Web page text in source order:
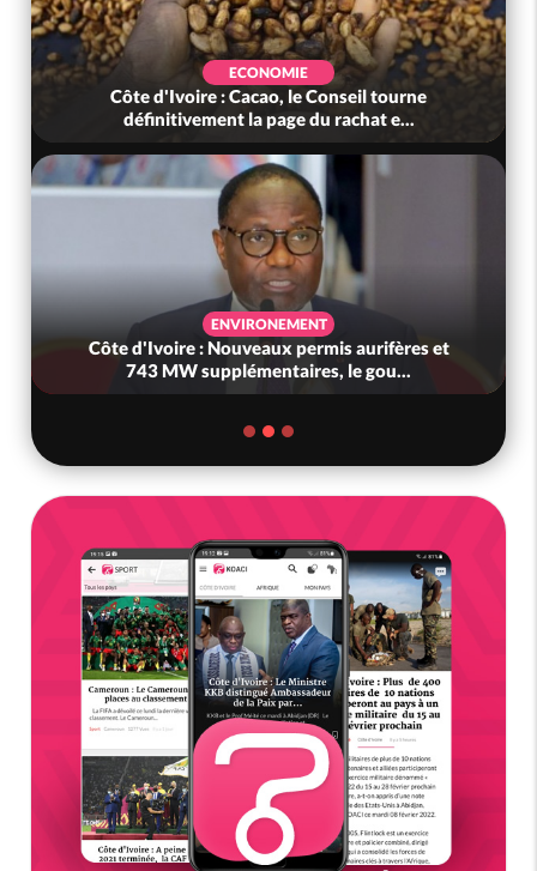
ECONOMIE
Côte d'Ivoire : Cacao, le Conseil tourne
définitivement la page du rachat e...
ENVIRONEMENT
Côte d'Ivoire : Nouveaux permis aurifères et
743 MW supplémentaires, le gou...